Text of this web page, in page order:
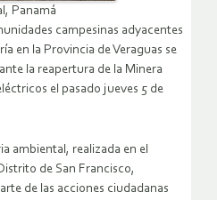
Panamá
campesinas adyacentes
en la Provincia de Veraguas se
la reapertura de la Minera
el pasado jueves 5 de
ambiental, realizada en el
de San Francisco,
de las acciones ciudadanas